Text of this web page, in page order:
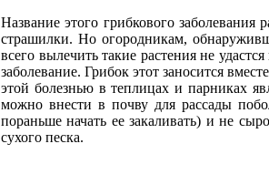
Название этого грибкового
страшилки. Но огородникам,
всего вылечить такие растения не
заболевание. Грибок этот заносится
этой болезнью в теплицах и парниках
можно внести в почву для рассады
пораньше начать ее закаливать) и не
сухого песка.